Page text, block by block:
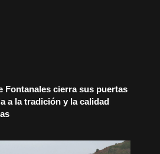
Fontanales cierra sus puertas
a la tradición y la calidad